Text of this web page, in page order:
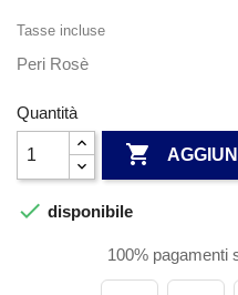
Tasse incluse
Peri Rosè
Quantità

 disponibile
100% pagamenti